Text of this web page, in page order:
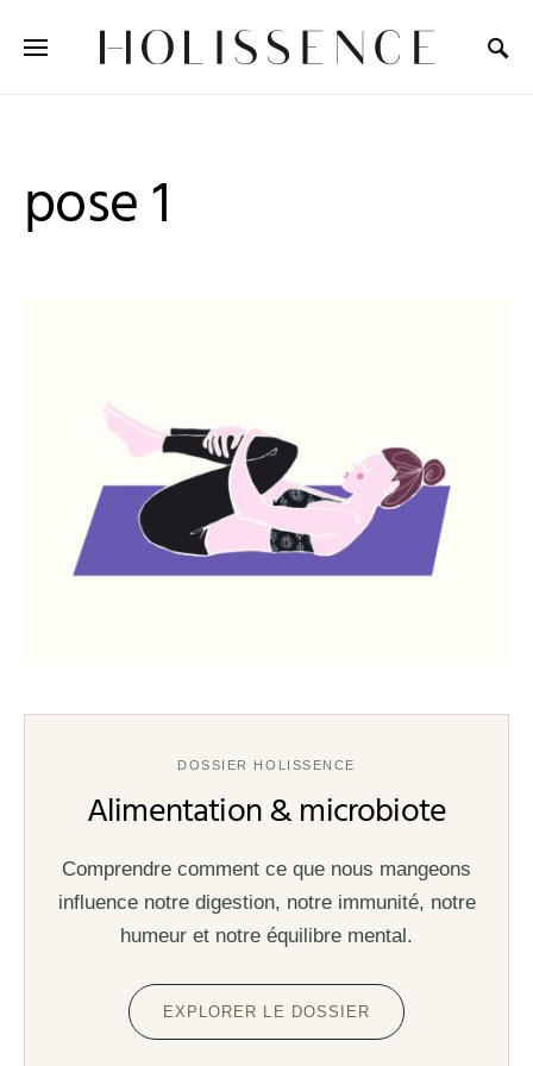
pose 1
DOSSIER HOLISSENCE
Alimentation & microbiote
Comprendre comment ce que nous mangeons
influence notre digestion, notre immunité, notre
humeur et notre équilibre mental.
EXPLORER LE DOSSIER